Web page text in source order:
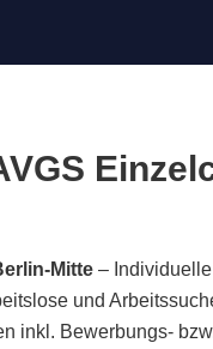
Mitte –
und
inkl. Bewerbungs-